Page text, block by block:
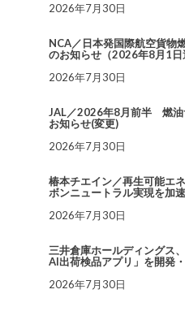
2026年7月30日
NCA／日本発国際航空貨物
のお知らせ（2026年8月1
2026年7月30日
JAL／2026年8月前半 燃油
お知らせ(変更)
2026年7月30日
椿本チエイン／再生可能エ
ボンニュートラル実現を加速
2026年7月30日
三井倉庫ホールディングス
AI出荷検品アプリ」を開発
2026年7月30日